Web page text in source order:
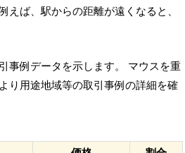
えば、駅からの距離が遠くなると、
事例データを示します。 マウスを重
り用途地域等の取引事例の詳細を確